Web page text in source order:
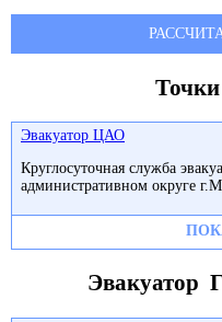
Эвакуатор ЦАО
Круглосуточная служба
административном округе
Эвакуатор